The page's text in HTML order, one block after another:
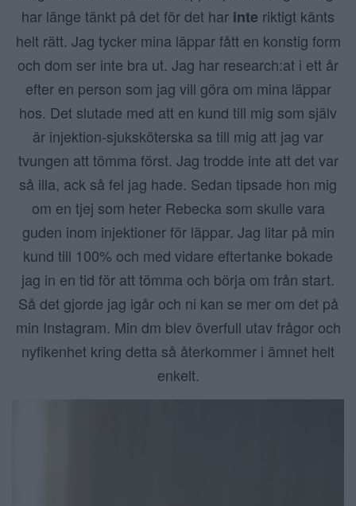
har länge tänkt på det för det har inte riktigt känts
helt rätt. Jag tycker mina läppar fått en konstig form
och dom ser inte bra ut. Jag har research:at i ett år
efter en person som jag vill göra om mina läppar
hos. Det slutade med att en kund till mig som själv
är injektion-sjuksköterska sa till mig att jag var
tvungen att tömma först. Jag trodde inte att det var
så illa, ack så fel jag hade. Sedan tipsade hon mig
om en tjej som heter Rebecka som skulle vara
guden inom injektioner för läppar. Jag litar på min
kund till 100% och med vidare eftertanke bokade
jag in en tid för att tömma och börja om från start.
Så det gjorde jag igår och ni kan se mer om det på
min Instagram. Min dm blev överfull utav frågor och
nyfikenhet kring detta så återkommer i ämnet helt
enkelt.